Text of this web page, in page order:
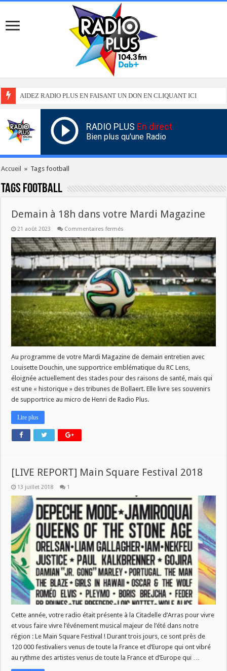
AIDEZ RADIO PLUS EN FAISANT UN DON EN CLIQUANT ICI
RADIO PLUS En direct
Bien plus qu'une Radio
Accueil » Tags football
Tags football
Demain à 18h dans votre Mardi Magazine
21 août 2023 Commentaires fermés
à
18h
dans
votre
Mardi
Magazine
Au programme de votre Mardi Magazine de demain entretien avec
Louisette Douchin, une supportrice emblématique du RC Lens,
éloignée actuellement des stades pour des raisons de santé, mais qui
est une « historique » des tribunes de Bollaert. Elle livre ses souvenirs
de supportrice au micro de Henri de Radio Plus.
Lire plus
[LIVE REPORT] Main Square Festival 2018
13 juillet 2018 1
Cette année, votre radio était présente à la Citadelle d’Arras pour vivre
et vous faire vivre l’événement musical majeur de l’été dans notre
région : Le Main Square Festival ! Durant trois jours, ce sont près de
120 000 festivaliers venus de toute la France et d’Europe qui ont vibré
au rythme des artistes venus de toute la France et d’Europe qui …